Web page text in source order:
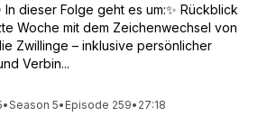
In dieser Folge geht es um:✨ Rückblick
Woche mit dem Zeichenwechsel von
Zwillinge – inklusive persönlicher
Verbin...
•Season 5• Episode 259• 27:18